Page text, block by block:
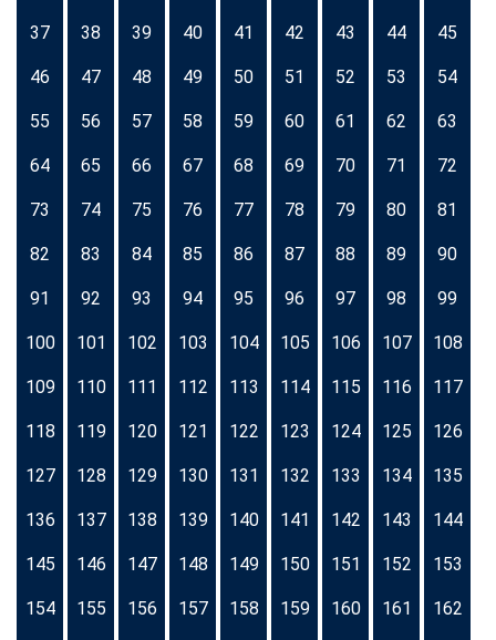
37 38 39 40 41 42 43 44 45
46 47 48 49 50 51 52 53 54
55 56 57 58 59 60 61 62 63
64 65 66 67 68 69 70 71 72
73 74 75 76 77 78 79 80 81
82 83 84 85 86 87 88 89 90
91 92 93 94 95 96 97 98 99
100 101 102 103 104 105 106 107 108
109 110 111 112 113 114 115 116 117
118 119 120 121 122 123 124 125 126
127 128 129 130 131 132 133 134 135
136 137 138 139 140 141 142 143 144
145 146 147 148 149 150 151 152 153
154 155 156 157 158 159 160 161 162